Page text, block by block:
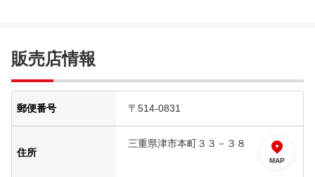
販売店情報
郵便番号 〒514-0831
住所
三重県津市本町３３－３８
MAP